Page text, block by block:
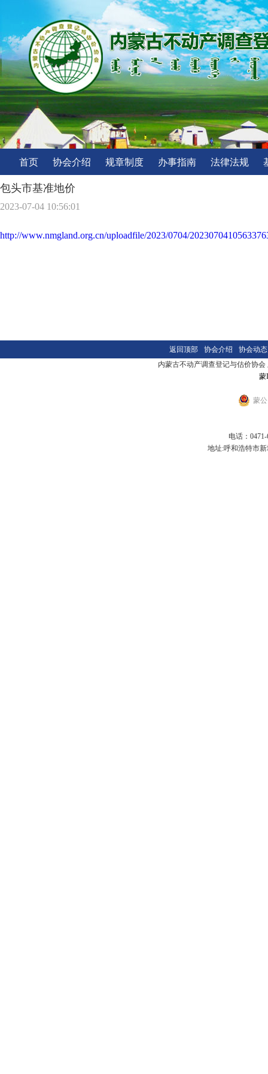
首页 协会介绍 规章制度 办事指南 法律法规
包头市基准地价
2023-07-04 10:56:01
http://www.nmgland.org.cn/uploadfile/2023/0704/
返回顶部 协会介绍
协会动态
内蒙古不动产调查登记与估价协
蒙
蒙公
电话：
地址:呼和浩特市